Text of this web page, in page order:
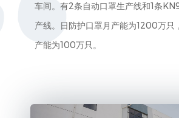
车间。有2条自动口罩生产线和1条
产线。日防护口罩月产能为1200万只
产能为100万只。